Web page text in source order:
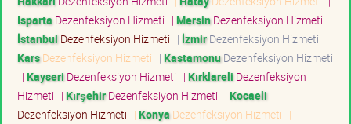
Isparta Dezenfeksiyon Hizmeti | MersinDezenfeksiyon Hizmeti |
İstanbul Dezenfeksiyon Hizmeti | İzmirDezenfeksiyon Hizmeti |
KarsDezenfeksiyon Hizmeti | KastamonuDezenfeksiyon Hizmeti
| Kayseri Dezenfeksiyon Hizmeti | Kırklareli Dezenfeksiyon
Hizmeti | KırşehirDezenfeksiyon Hizmeti | Kocaeli
Dezenfeksiyon Hizmeti | Konya Dezenfeksiyon Hizmeti |